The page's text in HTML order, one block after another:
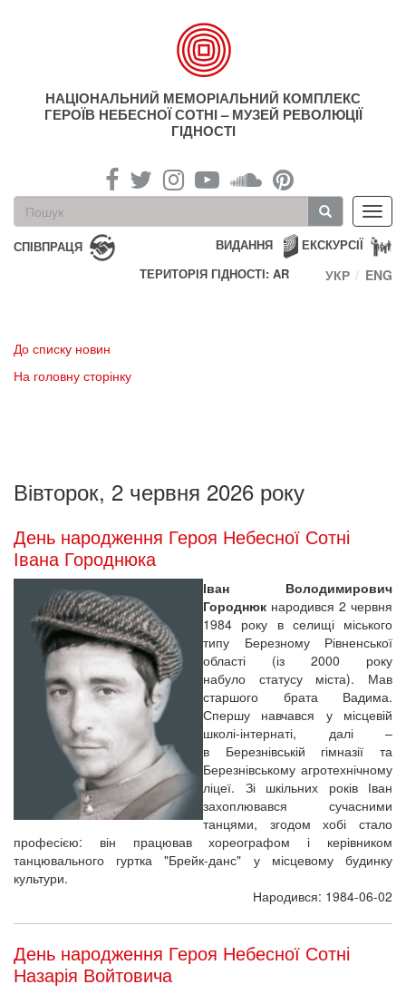
НАЦІОНАЛЬНИЙ МЕМОРІАЛЬНИЙ КОМПЛЕКС
ГЕРОЇВ НЕБЕСНОЇ СОТНІ – МУЗЕЙ РЕВОЛЮЦІЇ
ГІДНОСТІ
Пошукова
форма
Пошук
СПІВПРАЦЯ ЕКСКУРСІЇ
ВИДАННЯ
ТЕРИТОРІЯ ГІДНОСТІ: AR
УКР ENG
До списку новин
На головну сторінку
Вівторок, 2 червня 2026 року
День народження Героя Небесної Сотні
Івана Городнюка
Іван Володимирович
Городнюк народився 2 червня
1984 року в селищі міського
типу Березному Рівненської
області (із 2000 року
набуло статусу міста). Мав
старшого брата Вадима.
Спершу навчався у місцевій
школі-інтернаті, далі –
в Березнівській гімназії та
Березнівському агротехнічному
ліцеї. Зі шкільних років Іван
захоплювався сучасними
танцями, згодом хобі стало
професією: він працював хореографом і керівником
танцювального гуртка "Брейк-данс" у місцевому будинку
культури.
Народився: 1984-06-02
День народження Героя Небесної Сотні
Назарія Войтовича